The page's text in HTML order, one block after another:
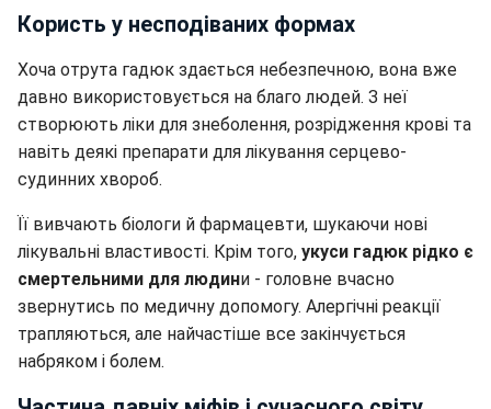
Користь у несподіваних формах
Хоча отрута гадюк здається небезпечною, вона вже
давно використовується на благо людей. З неї
створюють ліки для знеболення, розрідження крові та
навіть деякі препарати для лікування серцево-
судинних хвороб.
Її вивчають біологи й фармацевти, шукаючи нові
лікувальні властивості. Крім того, укуси гадюк рідко є
смертельними для людини - головне вчасно
звернутись по медичну допомогу. Алергічні реакції
трапляються, але найчастіше все закінчується
набряком і болем.